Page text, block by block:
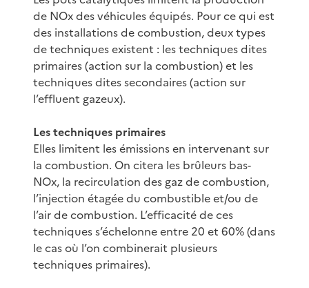
de NOx des véhicules équipés. Pour ce qui est
des installations de combustion, deux types
de techniques existent : les techniques dites
primaires (action sur la combustion) et les
techniques dites secondaires (action sur
l’effluent gazeux).
Les techniques primaires
Elles limitent les émissions en intervenant sur
la combustion. On citera les brûleurs bas-
NOx, la recirculation des gaz de combustion,
l’injection étagée du combustible et/ou de
l’air de combustion. L’efficacité de ces
techniques s’échelonne entre 20 et 60% (dans
le cas où l’on combinerait plusieurs
techniques primaires).